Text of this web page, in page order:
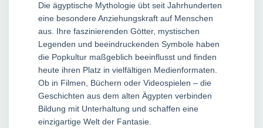
Die ägyptische Mythologie übt seit Jahrhunderten
eine besondere Anziehungskraft auf Menschen
aus. Ihre faszinierenden Götter, mystischen
Legenden und beeindruckenden Symbole haben
die Popkultur maßgeblich beeinflusst und finden
heute ihren Platz in vielfältigen Medienformaten.
Ob in Filmen, Büchern oder Videospielen – die
Geschichten aus dem alten Ägypten verbinden
Bildung mit Unterhaltung und schaffen eine
einzigartige Welt der Fantasie.